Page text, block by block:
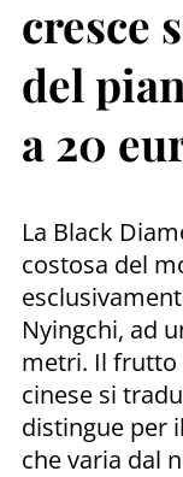
cresce
del
a 20
La Black
costosa del
Nyingchi, ad
metri. Il frutto
cinese si
distingue per
che varia dal